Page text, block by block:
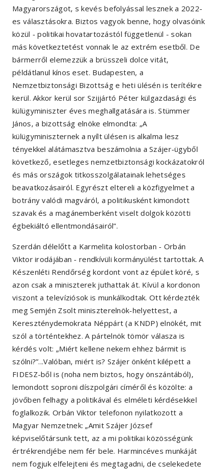
Magyarországot, s kevés befolyással lesznek a 2022-
es választásokra. Biztos vagyok benne, hogy olvasóink
közül - politikai hovatartozástól függetlenül - sokan
más következtetést vonnak le az extrém esetből. De
bármerről elemezzük a brüsszeli dolce vitát,
példátlanul kínos eset. Budapesten, a
Nemzetbiztonsági Bizottság e heti ülésén is terítékre
kerül. Akkor kerül sor Szijjártó Péter külgazdasági és
külügyminiszter éves meghallgatására is. Stümmer
János, a bizottság elnöke elmondta: „A
külügyminiszternek a nyílt ülésen is alkalma lesz
tényekkel alátámasztva beszámolnia a Szájer-ügyből
következő, esetleges nemzetbiztonsági kockázatokról
és más országok titkosszolgálatainak lehetséges
beavatkozásairól. Egyrészt eltereli a közfigyelmet a
botrány valódi magváról, a politikusként kimondott
szavak és a magánemberként viselt dolgok közötti
égbekiáltó ellentmondásairól”.
Szerdán délelőtt a Karmelita kolostorban - Orbán
Viktor irodájában - rendkívüli kormányülést tartottak. A
Készenléti Rendőrség kordont vont az épület köré, s
azon csak a miniszterek juthattak át. Kívül a kordonon
viszont a televíziósok is munkálkodtak. Ott kérdezték
meg Semjén Zsolt miniszterelnök-helyettest, a
Kereszténydemokrata Néppárt (a KNDP) elnökét, mit
szól a történtekhez. A pártelnök tömör válasza is
kérdés volt: „Miért kellene nekem ehhez bármit is
szólni?”...Valóban, miért is? Szájer önként kilépett a
FIDESZ-ből is (noha nem biztos, hogy önszántából),
lemondott soproni díszpolgári címéről és közölte: a
jövőben felhagy a politikával és elméleti kérdésekkel
foglalkozik. Orbán Viktor telefonon nyilatkozott a
Magyar Nemzetnek: „Amit Szájer József
képviselőtársunk tett, az a mi politikai közösségünk
értrékrendjébe nem fér bele. Harmincéves munkáját
nem fogjuk elfelejteni és megtagadni, de cselekedete